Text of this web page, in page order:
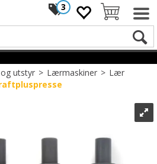
3
utstyr>Lærmaskiner>Lær